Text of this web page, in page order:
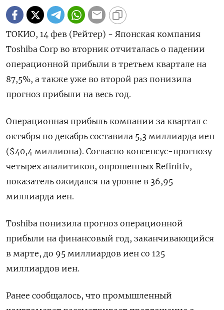
ТОКИО, 14 фев (Рейтер) - Японская компания
Toshiba Corp во вторник отчиталась о падении
операционной прибыли в третьем квартале на
87,5%, а также уже во второй раз понизила
прогноз прибыли на весь год.
Операционная прибыль компании за квартал с
октября по декабрь составила 5,3 миллиарда иен
($40,4 миллиона). Согласно консенсус-прогнозу
четырех аналитиков, опрошенных Refinitiv,
показатель ожидался на уровне в 36,95
миллиарда иен.
Toshiba понизила прогноз операционной
прибыли на финансовый год, заканчивающийся
в марте, до 95 миллиардов иен со 125
миллиардов иен.
Ранее сообщалось, что промышленный